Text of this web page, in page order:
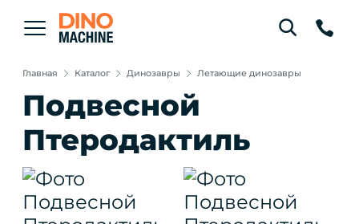
Главная Каталог Динозавры Летающие динозавры
Подвесной
Птеродактиль